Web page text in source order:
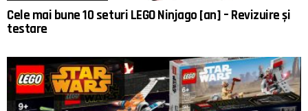
Cele mai bune 10 seturi LEGO Ninjago [an] – Revizuire și
testare